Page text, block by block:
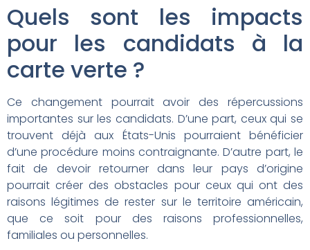
Quels sont les impacts
pour les candidats à la
carte verte ?
Ce changement pourrait avoir des répercussions
importantes sur les candidats. D’une part, ceux qui se
trouvent déjà aux États-Unis pourraient bénéficier
d’une procédure moins contraignante. D’autre part, le
fait de devoir retourner dans leur pays d’origine
pourrait créer des obstacles pour ceux qui ont des
raisons légitimes de rester sur le territoire américain,
que ce soit pour des raisons professionnelles,
familiales ou personnelles.